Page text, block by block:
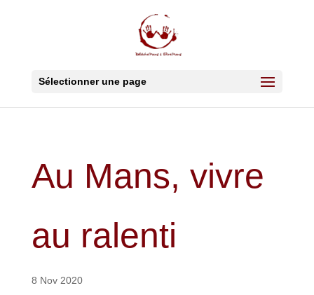
Sélectionner une page
Au Mans, vivre
au ralenti
8 Nov 2020